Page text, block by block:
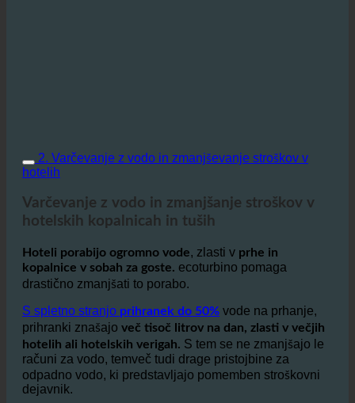
2. Varčevanje z vodo in zmanjševanje stroškov v
hotelih
hotelskih kopalnicah in tuših
Hoteli porabijo ogromno vode
kopalnice v sobah za goste.
ecoturbino pomaga
drastično zmanjšati to porabo.
S spletno stranjoprihranek do 50% vode na prhanje,
prihranki znašajoveč tisoč litrov na dan, zlasti v večjih
hotelih ali hotelskih verigah.S tem se ne zmanjšajo le
računi za vodo, temveč tudi drage pristojbine za